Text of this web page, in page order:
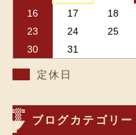
16
17 18
23
24 25
30
31
定休日
ブログカテゴリー